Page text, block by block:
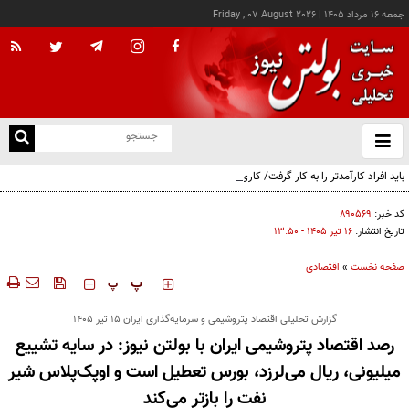
جمعه ۱۶ مرداد ۱۴۰۵ |
Friday , 07 August 2026
باز
و
باید افراد کارآمدتر را به کار گرفت/ کاری می کنیم در معیشت مردم مشکلی پیش نیاید
کد خبر: ۸۹۰۵۶۹
تاریخ انتشار: ۱۶ تير ۱۴۰۵ - ۱۳:۵۰
صفحه نخست » اقتصادی
‍‍‍ پ پ
گزارش تحلیلی اقتصاد پتروشیمی و سرمایه‌گذاری ایران ۱۵ تیر ۱۴۰۵
رصد اقتصاد پتروشیمی ایران با بولتن نیوز: در سایه تشییع
میلیونی، ریال می‌لرزد، بورس تعطیل است و اوپک‌پلاس شیر
نفت را بازتر می‌کند